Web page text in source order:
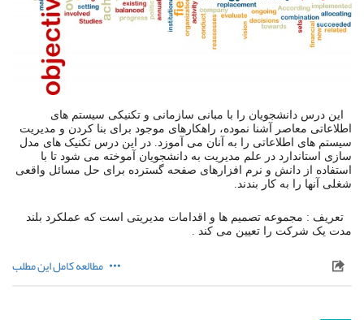
این درس دانشجویان را با مبانی سازمانی و تکنیکی سیستم های
اطلاعاتی معاصر آشنا نموده، راهکارهای موجود برای بنا کردن و مدیریت
سیستم های اطلاعاتی را به آنان می آموزد. در این درس تکنیک های مدل
سازی استاندارد در علم مدیریت به دانشجویان آموخته می شود تا با
استفاده از دانش و نرم افزارهای صفحه گسترده برای حل مسائل واقعی
شغلی آنها را به کار بندند.
تعریف : مجموعه تصمیم ها و اقدامات مدیریتی است که عملکرد بلند
مدت یک شرکت را تعیین می کند .
مطالعه کامل این مطلب